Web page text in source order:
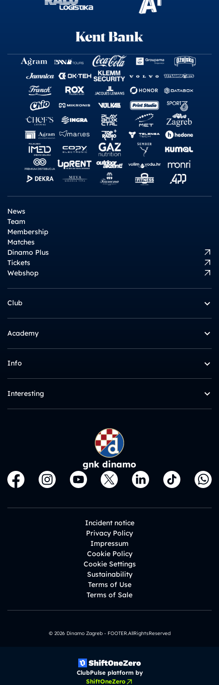
News
Team
Membership
Matches
Dinamo Plus
Tickets
Webshop
Club
Academy
Info
Interesting
gnk dinamo
Incident notice
Privacy Policy
Impressum
Cookie Policy
Cookie Settings
Sustainability
Terms of Use
Terms of Sale
© 2026 Dinamo Zagreb - FOOTER.AllRightsReserved
ClubPulse platform by
ShiftOneZero